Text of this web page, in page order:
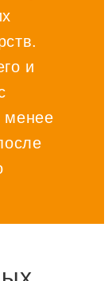
и
менее